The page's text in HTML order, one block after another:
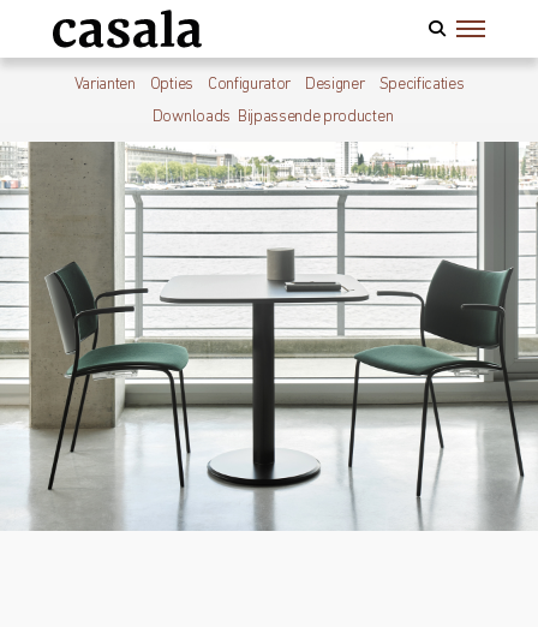
Varianten Opties Configurator Designer
Specificaties
Downloads Bijpassende producten